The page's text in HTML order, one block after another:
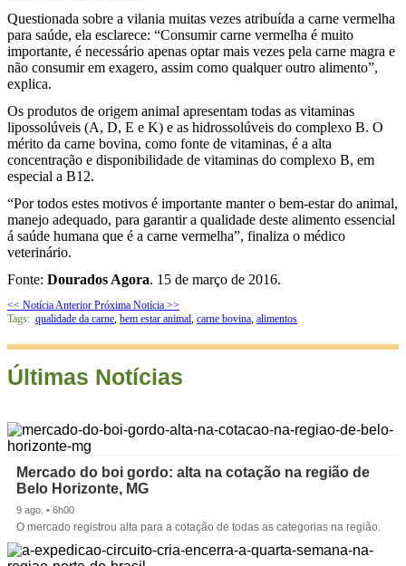
Questionada sobre a vilania muitas vezes atribuída a carne vermelha
para saúde, ela esclarece: “Consumir carne vermelha é muito
importante, é necessário apenas optar mais vezes pela carne magra e
não consumir em exagero, assim como qualquer outro alimento”,
explica.
Os produtos de origem animal apresentam todas as vitaminas
lipossolúveis (A, D, E e K) e as hidrossolúveis do complexo B. O
mérito da carne bovina, como fonte de vitaminas, é a alta
concentração e disponibilidade de vitaminas do complexo B, em
especial a B12.
“Por todos estes motivos é importante manter o bem-estar do animal,
manejo adequado, para garantir a qualidade deste alimento essencial
á saúde humana que é a carne vermelha”, finaliza o médico
veterinário.
Fonte: Dourados Agora. 15 de março de 2016.
<< Notícia Anterior Próxima Notícia >>
Tags: qualidade da carne, bem estar animal, carne bovina, alimentos
Últimas Notícias
Mercado do boi gordo: alta na cotação na região de
Belo Horizonte, MG
9 ago. • 6h00
O mercado registrou alta para a cotação de todas as categorias na região.